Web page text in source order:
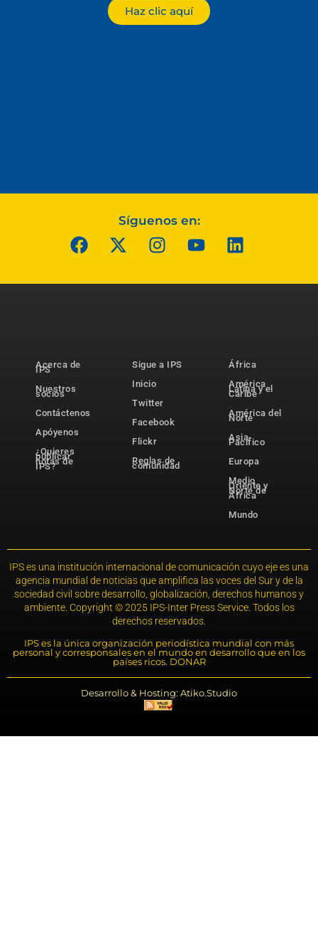
Haz clic aquí
Síguenos en:
Acerca de
IPS
Nuestros
socios
Contáctenos
Apóyenos
¿Quieres
publicar
notas de
IPS?
Sigue a IPS
Inicio
Twitter
Facebook
Flickr
Reglas de
comunidad
África
América
Latina y el
Caribe
América del
Norte
Asia-
Pacífico
Europa
Medio
Oriente y
Norte de
África
Mundo
IPS es una institución internacional de comunicación cuyo eje es una
agencia mundial de noticias que amplifica las voces del Sur y de la
sociedad civil sobre desarrollo, globalización, derechos humanos y
ambiente. Copyright © 2025 IPS-Inter Press Service. Todos los
derechos reservados.
IPS es la única organización periodística mundial con más
personal y corresponsales en el mundo en desarrollo que en los
países ricos. DONAR
Desarrollo & Hosting: Atiko.Studio